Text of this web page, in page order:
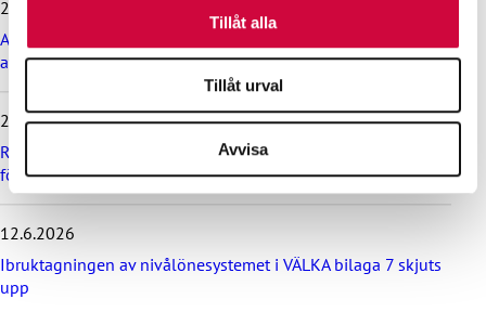
Tillåt alla
Tillåt urval
Avvisa
p
a
ö
r
d
e
n
a
s
29.6.2026
Arbetsdomstolen dömde Helsingfors stad till böter på grund
av brott mot kollektivavtal
24.6.2026
Rekommendation till kommuner, välfärdsområden och KT:s
företag om lönebetalning och beredskap under drönarhot
12.6.2026
Ibruktagningen av nivålönesystemet i VÄLKA bilaga 7 skjuts
upp